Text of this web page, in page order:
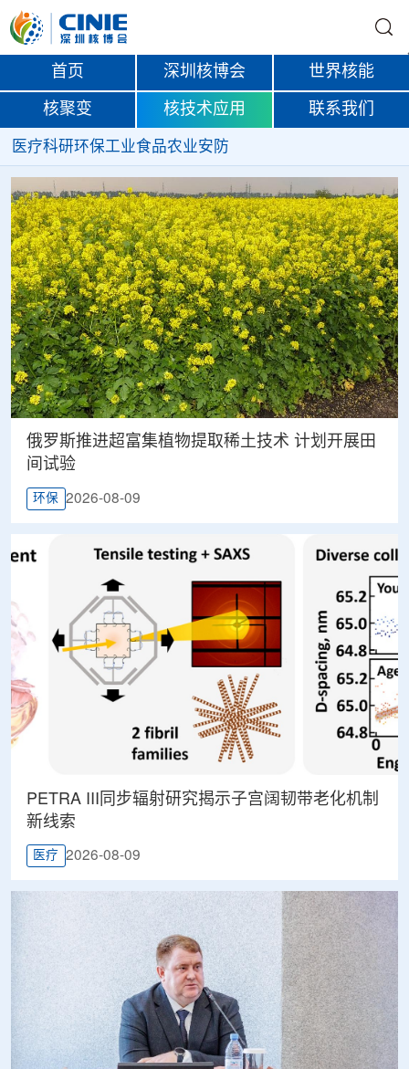
首页 深圳核博会 世界核能
核聚变 核技术应用 联系我们
医疗科研环保工业食品农业安防
俄罗斯推进超富集植物提取稀土技术 计划开展田
间试验
环保 2026-08-09
PETRA III同步辐射研究揭示子宫阔韧带老化机制
新线索
医疗 2026-08-09